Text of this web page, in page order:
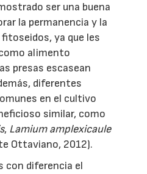
ser una buena
la permanencia y la
ya que les
alimento
presas escasean
diferentes
en el cultivo
similar, como
, Lamium amplexicaule
Ottaviano, 2012).
con diferencia el